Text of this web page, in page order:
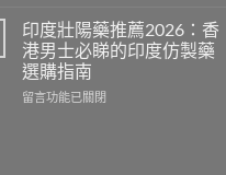
售
價
比
較、
正
2026：
香
港
哪
裡
效
犀
利
士
價
印度壯陽藥推薦2026：香
港男士必睇的印度仿製藥
選購指南
在
留言功能已關閉